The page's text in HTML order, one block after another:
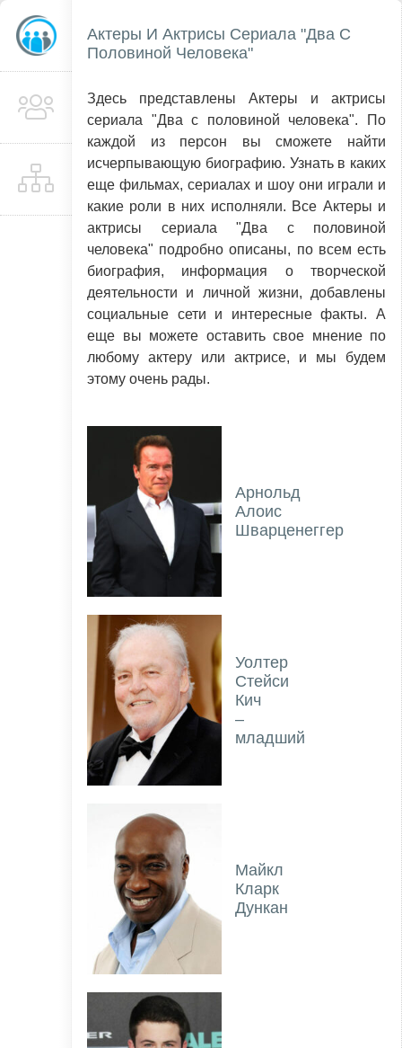
Актеры И Актрисы Сериала "Два С
Половиной Человека"
Здесь представлены Актеры и актрисы
сериала "Два с половиной человека". По
каждой из персон вы сможете найти
исчерпывающую биографию. Узнать в каких
еще фильмах, сериалах и шоу они играли и
какие роли в них исполняли. Все Актеры и
актрисы сериала "Два с половиной
человека" подробно описаны, по всем есть
биография, информация о творческой
деятельности и личной жизни, добавлены
социальные сети и интересные факты. А
еще вы можете оставить свое мнение по
любому актеру или актрисе, и мы будем
этому очень рады.
Арнольд
Алоис
Шварценеггер
Уолтер
Стейси
Кич
–
младший
Майкл
Кларк
Дункан